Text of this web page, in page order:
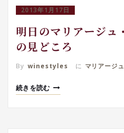
2013年1月17日
明日のマリアージュ
の見どころ
By winestyles に マリアージュ
続きを読む